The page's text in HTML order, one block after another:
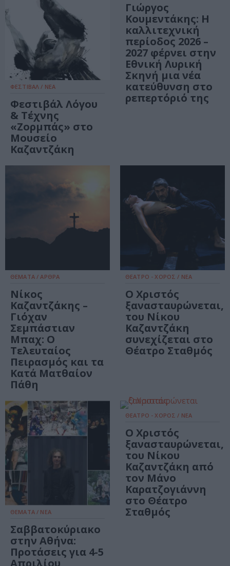
ΦΕΣΤΙΒΑΛ / ΝΕΑ
Φεστιβάλ Λόγου
& Τέχνης
«Ζορμπάς» στο
Μουσείο
Καζαντζάκη
Γιώργος
Κουμεντάκης: Η
καλλιτεχνική
περίοδος 2026 –
2027 φέρνει στην
Εθνική Λυρική
Σκηνή μια νέα
κατεύθυνση στο
ρεπερτόριό της
ΘΕΜΑΤΑ / ΑΡΘΡΑ
Νίκος
Καζαντζάκης –
Γιόχαν
Σεμπάστιαν
Μπαχ: Ο
Τελευταίος
Πειρασμός και τα
Κατά Ματθαίον
Πάθη
ΘΕΑΤΡΟ - ΧΟΡΟΣ / ΝΕΑ
Ο Χριστός
ξανασταυρώνεται,
του Νίκου
Καζαντζάκη
συνεχίζεται στο
Θέατρο Σταθμός
ΘΕΜΑΤΑ / ΝΕΑ
Σαββατοκύριακο
στην Αθήνα:
Προτάσεις για 4-5
ΘΕΑΤΡΟ - ΧΟΡΟΣ / ΝΕΑ
Ο Χριστός
ξανασταυρώνεται,
του Νίκου
Καζαντζάκη από
τον Μάνο
Καρατζογιάννη
στο Θέατρο
Σταθμός